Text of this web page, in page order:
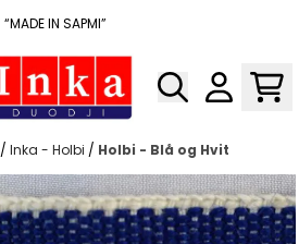
“MADE IN SAPMI”
/ Inka - Holbi / Holbi - Blå og Hvit